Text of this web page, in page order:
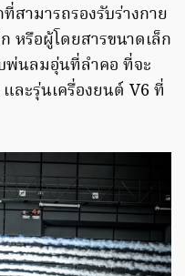
สามารถรองรับร่างกาย
หรือผู้โดยสารขนาดเล็ก
พ่นลมอุ่นที่ลำคอ ที่จะ
ละรุ่นเครื่องยนต์ V6 ที่